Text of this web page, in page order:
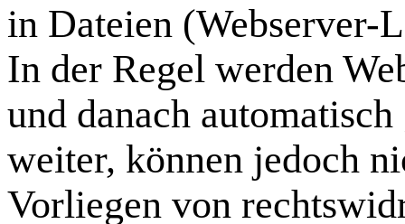
in Dateien (Webserver-
In der Regel werden
und danach
weiter, können jedoch
Vorliegen von